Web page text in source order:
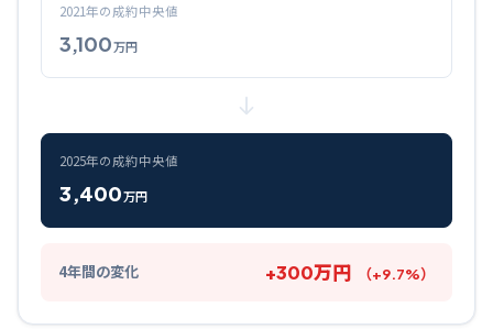
2021年の成約中央値
3,100万円
2025年の成約中央値
3,400万円
4年間の変化 +300万円 （+9.7%）